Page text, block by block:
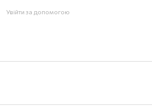
Увійти за допомогою